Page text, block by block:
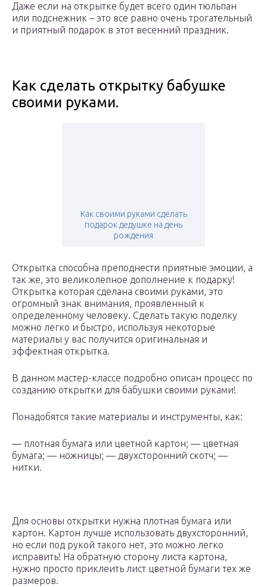
Даже если на открытке будет всего один тюльпан
или подснежник – это все равно очень трогательный
и приятный подарок в этот весенний праздник.
Как сделать открытку бабушке
своими руками.
Как своими руками сделать
подарок дедушке на день
рождения
Открытка способна преподнести приятные эмоции, а
так же, это великолепное дополнение к подарку!
Открытка которая сделана своими руками, это
огромный знак внимания, проявленный к
определенному человеку. Сделать такую поделку
можно легко и быстро, используя некоторые
материалы у вас получится оригинальная и
эффектная открытка.
В данном мастер-классе подробно описан процесс по
созданию открытки для бабушки своими руками!
Понадобятся такие материалы и инструменты, как:
— плотная бумага или цветной картон; — цветная
бумага; — ножницы; — двухсторонний скотч; —
нитки.
Для основы открытки нужна плотная бумага или
картон. Картон лучше использовать двухсторонний,
но если под рукой такого нет, это можно легко
исправить! На обратную сторону листа картона,
нужно просто приклеить лист цветной бумаги тех же
размеров.